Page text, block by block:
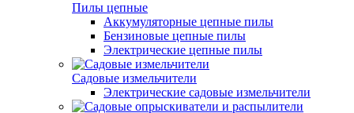
Пилы цепные
Аккумуляторные цепные пилы
Бензиновые цепные пилы
Электрические цепные пилы
Садовые измельчители
Электрические садовые измельчители